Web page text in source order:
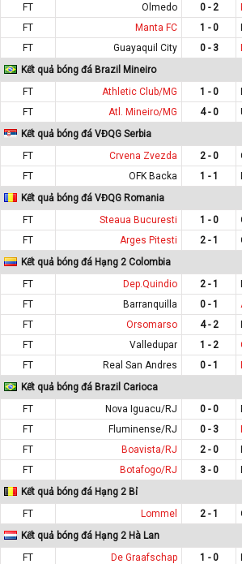
FT
Olmedo 0 - 2
FT
Manta FC 1 - 0
FT
Guayaquil City 0 - 3
Kết quả bóng đá Brazil Mineiro
FT
Athletic Club/MG 1 - 0
FT
Atl. Mineiro/MG 4 - 0
Kết quả bóng đá VĐQG Serbia
FT
Crvena Zvezda 2 - 0
FT
OFK Backa 1 - 1
Kết quả bóng đá VĐQG Romania
FT
Steaua Bucuresti 1 - 0
FT
Arges Pitesti 2 - 1
Kết quả bóng đá Hạng 2 Colombia
FT
Dep.Quindio 2 - 1
FT
Barranquilla 0 - 1
FT
Orsomarso 4 - 2
FT
Valledupar 1 - 2
FT
Real San Andres 0 - 1
Kết quả bóng đá Brazil Carioca
FT
Nova Iguacu/RJ 0 - 0
FT
Fluminense/RJ 0 - 3
FT
Boavista/RJ 2 - 0
FT
Botafogo/RJ 3 - 0
Kết quả bóng đá Hạng 2 Bỉ
FT
Lommel 2 - 1
Kết quả bóng đá Hạng 2 Hà Lan
FT
De Graafschap 1 - 0